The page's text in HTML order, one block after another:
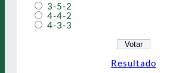
3-5-2
4-4-2
4-3-3
Resultado